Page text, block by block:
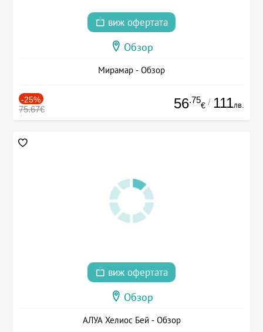
виж офертата
Обзор
Мирамар - Обзор
-25%
75.67€ 56.75
€ / 111лв.
виж офертата
Обзор
АЛУА Хелиос Бей - Обзор